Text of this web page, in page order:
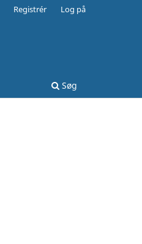
Søg
Registrér Log på